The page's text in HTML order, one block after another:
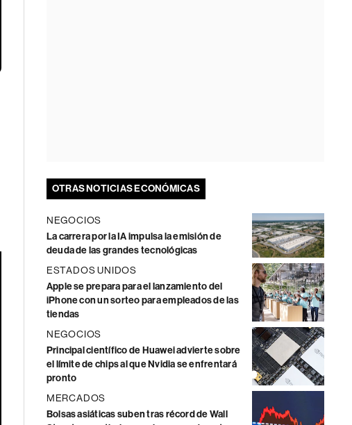
OTRAS NOTICIAS ECONÓMICAS
NEGOCIOS
La carrera por la IA impulsa la emisión de
deuda de las grandes tecnológicas
ESTADOS UNIDOS
Apple se prepara para el lanzamiento del
iPhone con un sorteo para empleados de las
tiendas
NEGOCIOS
Principal científico de Huawei advierte sobre
el límite de chips al que Nvidia se enfrentará
pronto
MERCADOS
Bolsas asiáticas suben tras récord de Wall